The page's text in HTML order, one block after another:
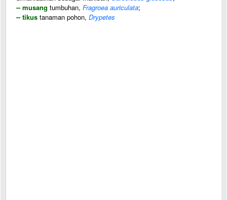
-- musang tumbuhan, Fragroea auriculata;
-- tikus tanaman pohon, Drypetes